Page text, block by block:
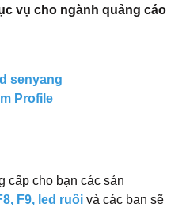
vụ cho ngành quảng cáo
senyang
Profile
cấp cho bạn các sản
F9, led ruồi và các bạn sẽ